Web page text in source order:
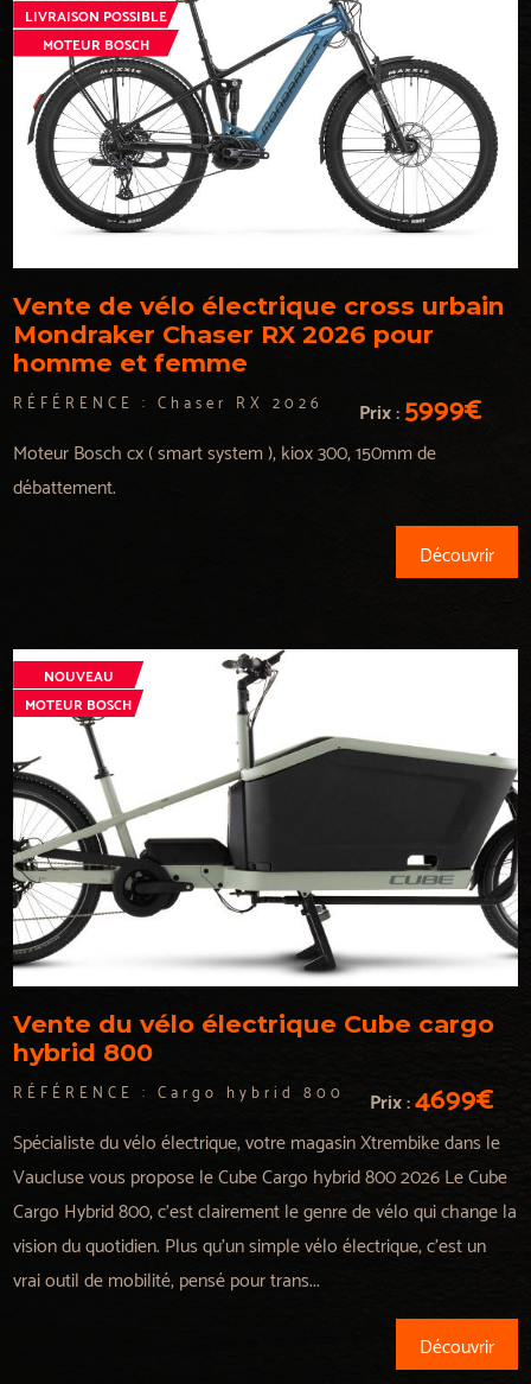
LIVRAISON POSSIBLE
MOTEUR BOSCH
Vente de vélo électrique cross urbain
Mondraker Chaser RX 2026 pour
homme et femme
RÉFÉRENCE :Chaser RX 2026 Prix :5999€
Moteur Bosch cx ( smart system ), kiox 300, 150mm de
débattement.
Découvrir
NOUVEAU
MOTEUR BOSCH
Vente du vélo électrique Cube cargo
hybrid 800
RÉFÉRENCE :Cargo hybrid 800 Prix :4699€
Spécialiste du vélo électrique, votre magasin Xtrembike dans le
Vaucluse vous propose le Cube Cargo hybrid 800 2026 Le Cube
Cargo Hybrid 800, c’est clairement le genre de vélo qui change la
vision du quotidien. Plus qu’un simple vélo électrique, c’est un
vrai outil de mobilité, pensé pour trans...
Découvrir